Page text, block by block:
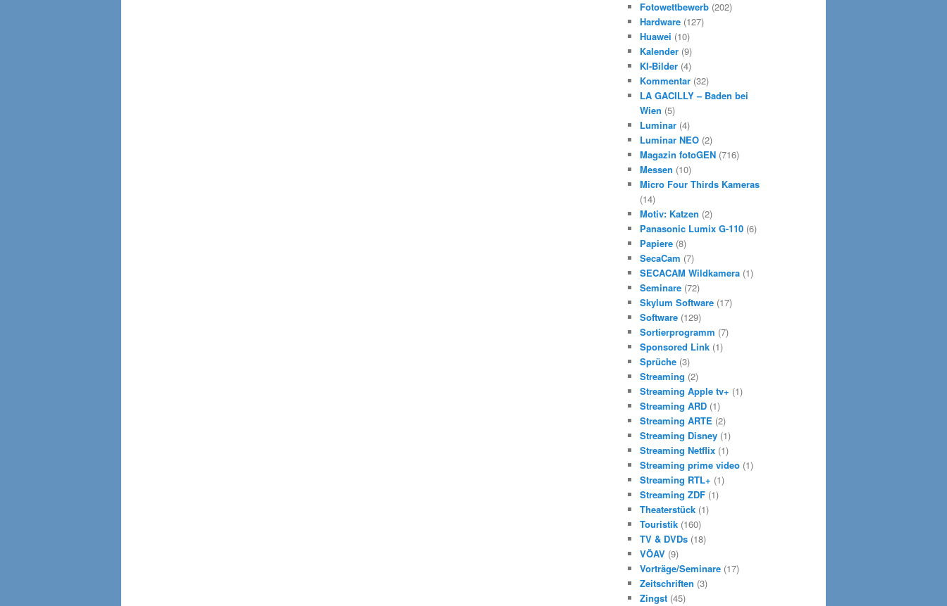
Fotowettbewerb (202)
Hardware (127)
Huawei (10)
Kalender (9)
KI-Bilder (4)
Kommentar (32)
LA GACILLY – Baden bei
Wien (5)
Luminar (4)
Luminar NEO (2)
Magazin fotoGEN (716)
Messen (10)
Micro Four Thirds Kameras
(14)
Motiv: Katzen (2)
Panasonic Lumix G-110 (6)
Papiere (8)
SecaCam (7)
SECACAM Wildkamera (1)
Seminare (72)
Skylum Software (17)
Software (129)
Sortierprogramm (7)
Sponsored Link (1)
Sprüche (3)
Streaming (2)
Streaming Apple tv+ (1)
Streaming ARD (1)
Streaming ARTE (2)
Streaming Disney (1)
Streaming Netflix (1)
Streaming prime video (1)
Streaming RTL+ (1)
Streaming ZDF (1)
Theaterstück (1)
Touristik (160)
TV & DVDs (18)
VÖAV (9)
Vorträge/Seminare (17)
Zeitschriften (3)
Zingst (45)